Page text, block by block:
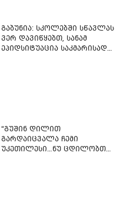
გაბუნია: სკოლებში სწავლას
ვერ დავიწყებთ, სანამ
ეპიდსიტუაცია საკმარისად
“გუშინ დილით
გარდაიცვალა ჩემი
უკეთილესი…ნუ ცდილობთ